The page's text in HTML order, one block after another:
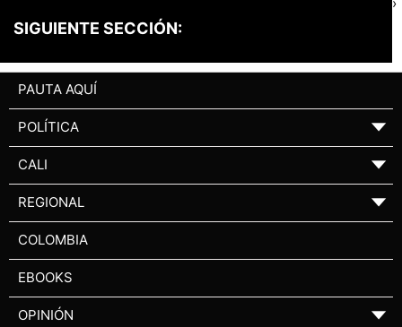
SIGUIENTE SECCIÓN:
PAUTA AQUÍ
POLÍTICA ▼
CALI ▼
REGIONAL ▼
COLOMBIA
EBOOKS
OPINIÓN ▼